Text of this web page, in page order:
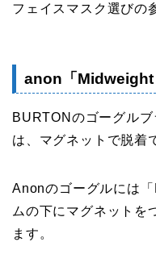
フェイスマスク選びの
anon「Midweight
BURTONのゴーグル
は、マグネットで脱着
Anonのゴーグルには
ムの下にマグネットを
ます。